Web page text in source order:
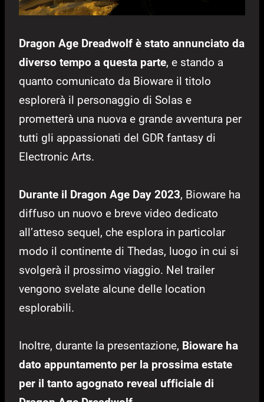
Dragon Age Dreadwolf è stato annunciato da
diverso tempo a questa parte, e stando a
quanto comunicato da Bioware il titolo
esplorerà il personaggio di Solas e
prometterà una nuova e grande avventura per
tutti gli appassionati del GDR fantasy di
Electronic Arts.
Durante il Dragon Age Day 2023, Bioware ha
diffuso un nuovo e breve video dedicato
all’atteso sequel, che esplora in particolar
modo il continente di Thedas, luogo in cui si
svolgerà il prossimo viaggio. Nel trailer
vengono svelate alcune delle location
esplorabili.
Inoltre, durante la presentazione, Bioware ha
dato appuntamento per la prossima estate
per il tanto agognato reveal ufficiale di